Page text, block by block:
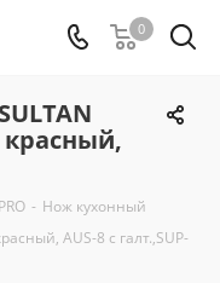
0
- Нож кухонный
AUS-8 с галт.,SUP-